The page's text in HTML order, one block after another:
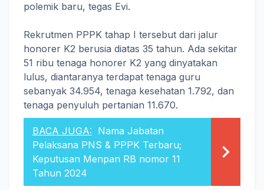
polemik baru, tegas Evi.
Rekrutmen PPPK tahap I tersebut dari jalur
honorer K2 berusia diatas 35 tahun. Ada sekitar
51 ribu tenaga honorer K2 yang dinyatakan
lulus, diantaranya terdapat tenaga guru
sebanyak 34.954, tenaga kesehatan 1.792, dan
tenaga penyuluh pertanian 11.670.
BACA JUGA: Nama Jabatan
Pelaksana PNS & PPPK Terbaru;
Keputusan Menpan RB nomor 11
Tahun 2024